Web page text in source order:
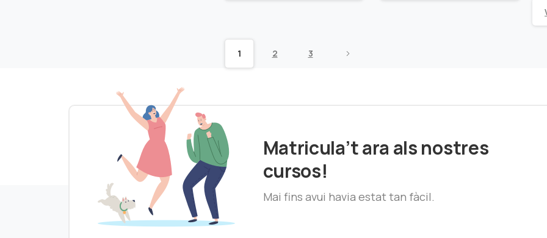
1 2 3
Matricula’t ara als nostres
cursos!
Mai fins avui havia estat tan fàcil.